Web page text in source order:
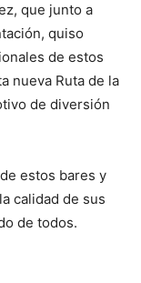
que junto a
quiso
de estos
nueva Ruta de la
de diversión
estos bares y
calidad de sus
de todos.